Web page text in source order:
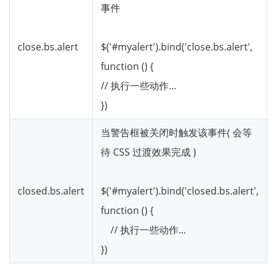
close.bs.alert
事件
$('#myalert').bind('close.bs.alert',
function () {
// 执行一些动作...
})
closed.bs.alert
当警告框被关闭时触发该事件( 会等
待 CSS 过渡效果完成 )
$('#myalert').bind('closed.bs.alert',
function () {
// 执行一些动作...
})